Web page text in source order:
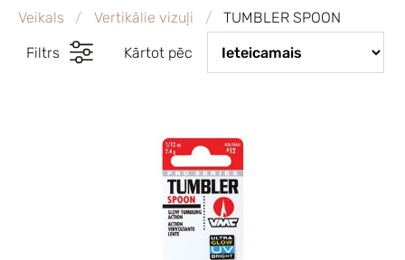
Veikals Vertikālie vizuļi TUMBLER SPOON
Filtrs Kārtot pēc